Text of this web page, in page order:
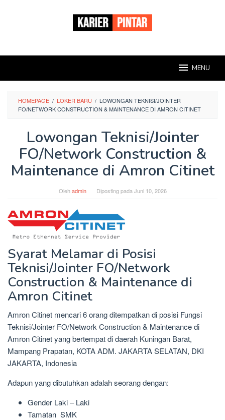
MENU
HOMEPAGE / LOKER BARU / LOWONGAN TEKNISI/JOINTER
FO/NETWORK CONSTRUCTION & MAINTENANCE DI AMRON CITINET
Lowongan Teknisi/Jointer
FO/Network Construction &
Maintenance di Amron Citinet
Olehadmin Diposting pada Juni 10, 2026
Syarat Melamar di Posisi
Teknisi/Jointer FO/Network
Construction & Maintenance di
Amron Citinet
Amron Citinet mencari 6 orang ditempatkan di posisi Fungsi
Teknisi/Jointer FO/Network Construction & Maintenance di
Amron Citinet yang bertempat di daerah Kuningan Barat,
Mampang Prapatan, KOTA ADM. JAKARTA SELATAN, DKI
JAKARTA, Indonesia
Adapun yang dibutuhkan adalah seorang dengan:
Gender Laki – Laki
Tamatan SMK